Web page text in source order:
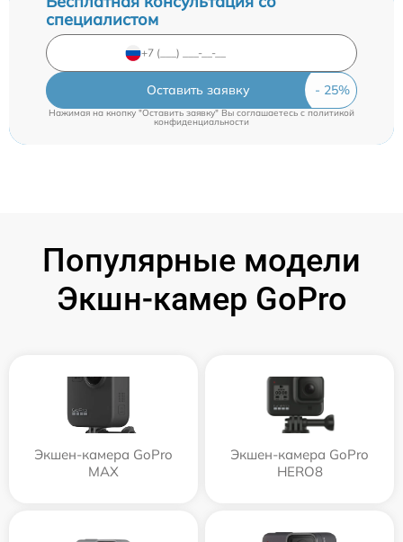
специалистом
Оставить заявку
Нажимая на кнопку "Оставить заявку" Вы соглашаетесь cполитикой
конфиденциальности
Популярные модели
Экшн-камер GoPro
Экшен-камера GoPro
MAX
Экшен-камера GoPro
HERO8